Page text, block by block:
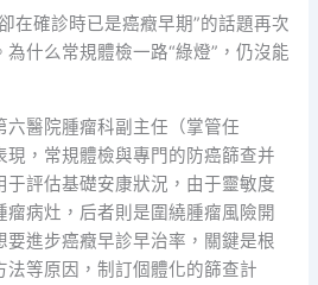
在確診時已是癌癥早期”的話題再次
為什么常規體檢一路“綠燈”，仍沒能
六醫院腫瘤科副主任（掌管任
現，常規體檢與專門的防癌篩查并
于評估基礎安康狀況，由于靈敏度
瘤病灶，后者則是圍繞腫瘤風險開
要進步癌癥早診早治率，關鍵是根
法等原因，制訂個體化的篩查計